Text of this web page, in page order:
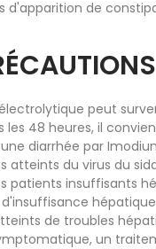
d'apparition de
peut
48 heures, il
diarrhée par
du virus du
patients insuffisants
de troubles
un